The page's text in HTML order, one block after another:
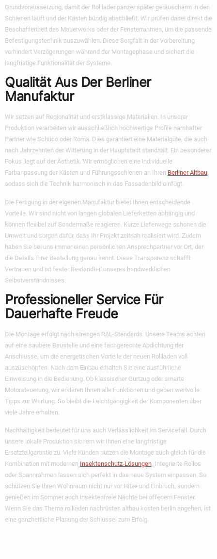
Grundvoraussetzung, damit der Rollladenpanzer später geräuscharm in den
Schienen läuft und der Kasten bündig abschließt. Wir prüfen dabei direkt die
Beschaffenheit des Mauerwerks oder der Fensterrahmen, um die passende
Befestigungstechnik auszuwählen. Diese Sorgfalt in der Vorbereitung
verhindert Verzögerungen während der Montagephase und sichert die
langfristige Funktionalität der Systeme.
Qualität Aus Der Berliner
Manufaktur
Wir setzen auf Regionalität und erstklassige Materialien. In unserer
Produktion verarbeiten wir ausschließlich hochwertige Profile namhafter
Partner wie Schüco oder Roma. Dies garantiert eine Materialgüte, die auch
nach Jahrzehnten der Witterung in der Hauptstadt standhält. Ein besonderer
Fokus liegt auf der Ästhetik. Wir ermöglichen eine individuelle
Farbanpassung der Kästen und Führungsschienen an Ihren Berliner Altbau,
sodass sich die Technik harmonisch in das Fassadenbild einfügt.
Die Fertigung in der eigenen Manufaktur bietet Ihnen entscheidende
Vorteile. Wir sind nicht von langen globalen Lieferketten abhängig und
können flexibel auf Sondermaße reagieren. Kurze Lieferwege schonen die
Umwelt und sorgen dafür, dass Ihr Projekt zeitnah realisiert wird. Zudem
haben Sie bei uns immer einen persönlichen Ansprechpartner vor Ort, der
die Details Ihrer Bestellung genau kennt. Diese Transparenz schafft
Vertrauen und ist fester Bestandteil unseres handwerklichen
Selbstverständnisses.
Professioneller Service Für
Dauerhafte Freude
Die Montage erfolgt nach strengen RAL-Standards. Unsere Teams achten
auf eine saubere Baustelle und eine fachgerechte Abdichtung der
Anschlüsse, um die energetischen Vorteile der neuen Rollladen voll
auszuschöpfen. Nach dem Einbau erhalten Sie eine ausführliche
Einweisung in die Bedienung. Ob klassischer Gurtzug oder smarte
Motorsteuerung, wir erklären Ihnen alle Funktionen und geben wertvolle
Tipps zur Wartung. So bleibt die Leichtgängigkeit der Komponenten über
viele Jahre erhalten.
Nachhaltigkeit bedeutet für uns auch Verlässlichkeit im Servicefall. Durch
unsere lokale Produktion sichern wir Ihnen eine langfristige
Ersatzteilgarantie zu. Viele Kunden nutzen die Montage auch gleich für die
Kombination mit modernen Insektenschutz-Lösungen. Integrierte Rollos
oder Spannrahmen lassen sich perfekt in das neue System einpassen. So
schützen Sie Ihren Wohnraum nicht nur vor Hitze und Einbruch, sondern
genießen im Sommer auch insektenfreie Nächte bei offenem Fenster.
Wenn Sie das Thema rollladen nachrüsten altbau kosten berlin angehen, ist
eine ganzheitliche Planung der Schlüssel zum Erfolg.